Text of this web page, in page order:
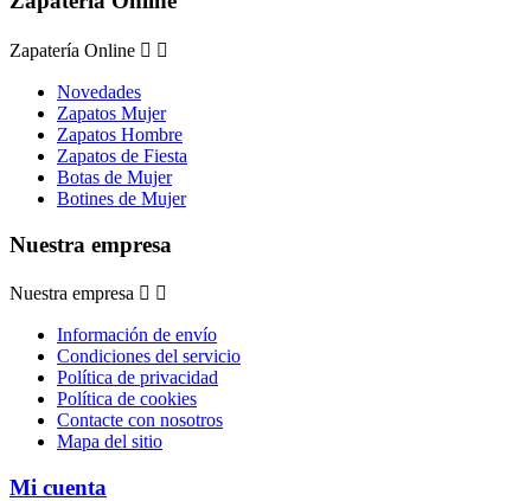
Zapatería Online  
Novedades
Zapatos Mujer
Zapatos Hombre
Zapatos de Fiesta
Botas de Mujer
Botines de Mujer
Nuestra empresa
Nuestra empresa  
Información de envío
Condiciones del servicio
Política de privacidad
Política de cookies
Contacte con nosotros
Mapa del sitio
Mi cuenta